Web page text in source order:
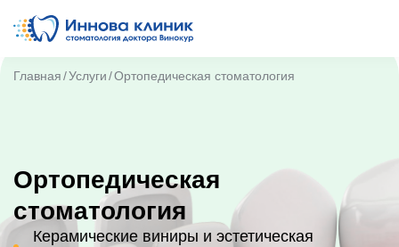
Главная Услуги Ортопедическая стоматология
Ортопедическая
стоматология
Керамические виниры и эстетическая